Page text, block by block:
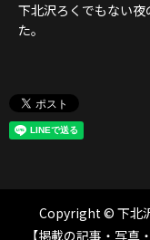
下北沢ろくでもない
た。
Copyright © 下北
【掲載の記事・写真